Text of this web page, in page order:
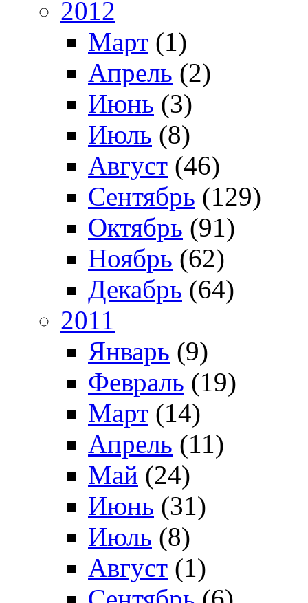
2012
Март (1)
Апрель (2)
Июнь (3)
Июль (8)
Август (46)
Сентябрь (129)
Октябрь (91)
Ноябрь (62)
Декабрь (64)
2011
Январь (9)
Февраль (19)
Март (14)
Апрель (11)
Май (24)
Июнь (31)
Июль (8)
Август (1)